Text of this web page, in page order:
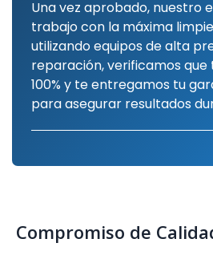
Una vez aprobado, nuestro
trabajo con la máxima
utilizando equipos de alta
reparación, verificamos que
100% y te entregamos tu
para asegurar resultados
Compromiso de